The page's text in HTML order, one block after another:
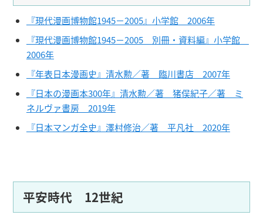
『現代漫画博物館1945－2005』小学館 2006年
『現代漫画博物館1945－2005 別冊・資料編』小学館
2006年
『年表日本漫画史』清水勲／著 臨川書店 2007年
『日本の漫画本300年』清水勲／著 猪俣紀子／著 ミ
ネルヴァ書房 2019年
『日本マンガ全史』澤村修治／著 平凡社 2020年
平安時代 12世紀